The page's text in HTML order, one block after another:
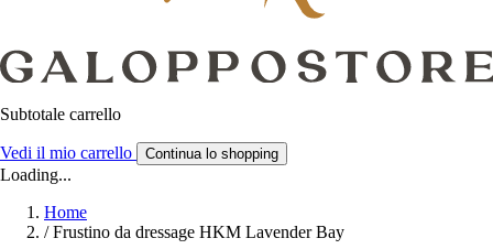
Subtotale carrello
Vedi il mio carrello Continua lo shopping
Loading...
Home
/ Frustino da dressage HKM Lavender Bay